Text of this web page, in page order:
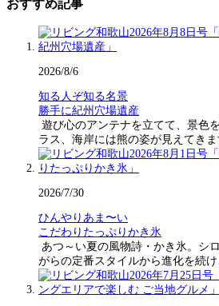
おすすめ記事
2026/8/6
知る人ぞ知る名景
勝手に紀州穴場遺産
遊び心のアンテナを立てて、景色
ラス、海岸には熊の姿が見えてき
2026/7/30
ひんやりあま〜い
こだわりたっぷりかき氷
あつ～い夏の風物詩・かき氷。シ
がらの定番スタイルから進化を続